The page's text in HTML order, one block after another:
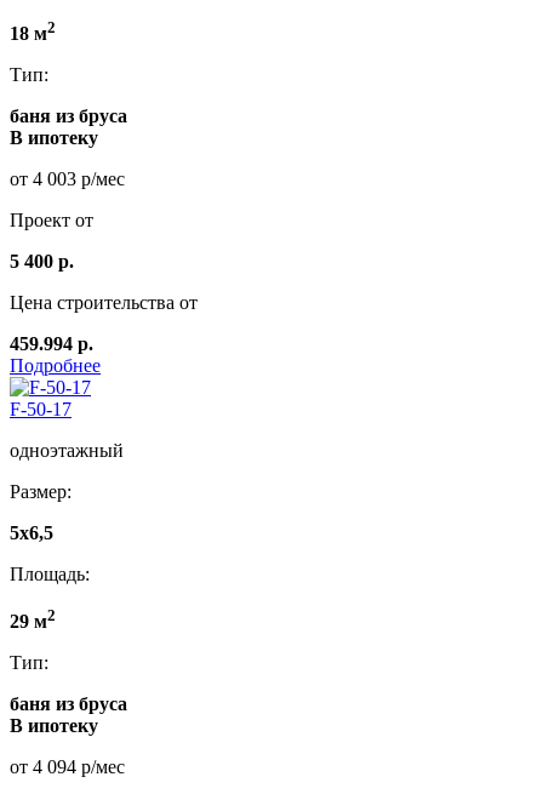
18 м2
Тип:
баня из бруса
В ипотеку
от 4 003 р/мес
Проект от
5 400 р.
Цена строительства от
459.994 р.
Подробнее
F-50-17
одноэтажный
Размер:
5x6,5
Площадь:
29 м2
Тип:
баня из бруса
В ипотеку
от 4 094 р/мес